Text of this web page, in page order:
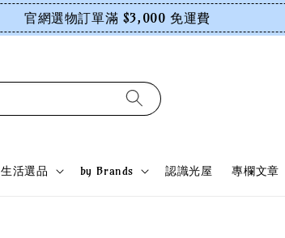
官網選物訂單滿 $3,000 免運費
生活選品 by Brands 認識光屋 專欄文章